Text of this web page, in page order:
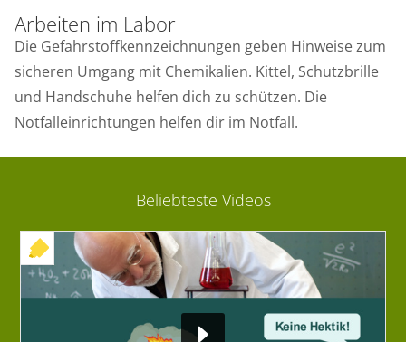
Arbeiten im Labor
Die Gefahrstoffkennzeichnungen geben Hinweise zum
sicheren Umgang mit Chemikalien. Kittel, Schutzbrille
und Handschuhe helfen dich zu schützen. Die
Notfalleinrichtungen helfen dir im Notfall.
Beliebteste Videos
+ INTERAKTIVE ÜBUNG